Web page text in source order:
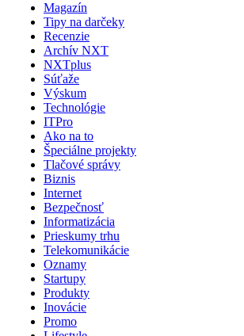
Magazín
Tipy na darčeky
Recenzie
Archív NXT
NXTplus
Súťaže
Výskum
Technológie
ITPro
Ako na to
Špeciálne projekty
Tlačové správy
Biznis
Internet
Bezpečnosť
Informatizácia
Prieskumy trhu
Telekomunikácie
Oznamy
Startupy
Produkty
Inovácie
Promo